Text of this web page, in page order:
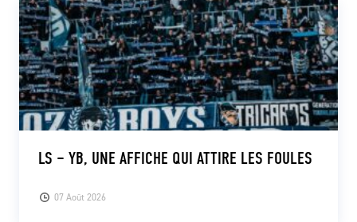
07 Août 2026
LS – YB, UNE AFFICHE QUI ATTIRE LES FOULES